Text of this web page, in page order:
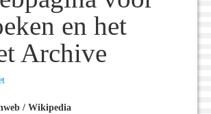
en het
Archive
/ Wikipedia